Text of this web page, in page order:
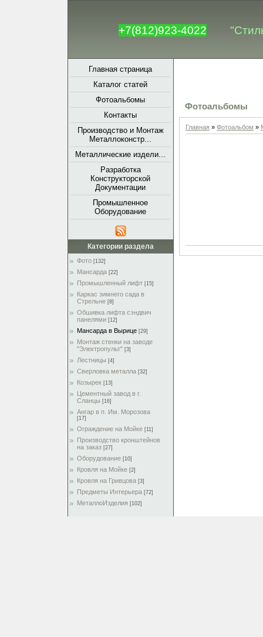
+7(812)923-4022
Главная страница
Каталог статей
Фотоальбомы
Контакты
Производство и Монтаж
Металлоконстр...
Металлические издели...
Разработка
Конструкторской
Документации
Промышленное
Оборудование
Категории раздела
Фото [132]
Мансарда [22]
Промышленный лифт [15]
Каркас зимнего сада в
Стрельне [8]
Обшивка лифта сэндвич
панелями [12]
Мансарда в Вырице [29]
Монтаж стенки на заводе
"Электропульт" [3]
Лестницы [4]
Сверловка металла [32]
Козырек [13]
Цементный завод в г.
Сланцы [16]
Ангар в п. Им. Морозова
[17]
Ограждение на Мойке [11]
Производство кронштейнов
на заказ [27]
Оборудование [10]
Кровля на Мойке [2]
Кровля на Гривцова [3]
Предметы Интерьера [72]
МеталлоИзделия [102]
Фотоальбомы
Главная » Фотоальбом »